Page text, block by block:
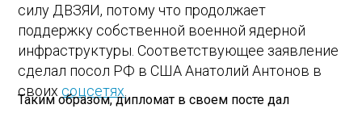
силу ДВЗЯИ, потому что продолжает
поддержку собственной военной ядерной
инфраструктуры. Соответствующее заявление
сделал посол РФ в США Анатолий Антонов в
своих соцсетях
Таким образом, дипломат в своем посте дал